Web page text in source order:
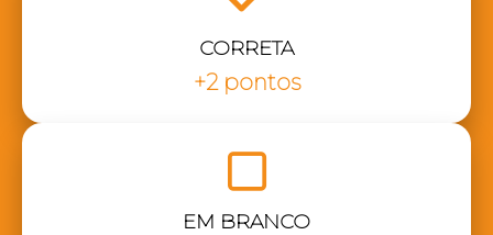
CORRETA
+2 pontos
EM BRANCO